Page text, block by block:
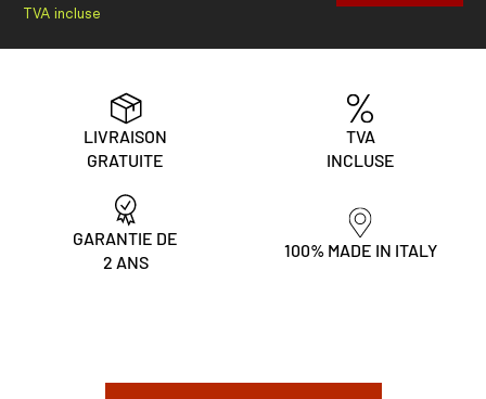
TVA incluse
LIVRAISON
GRATUITE
TVA
INCLUSE
GARANTIE DE
2 ANS
100% MADE IN ITALY